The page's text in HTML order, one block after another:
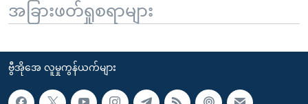
အခြားဖတ်ရှုစရာများ
ဗွီအိုအေ လူမှုကွန်ယက်များ